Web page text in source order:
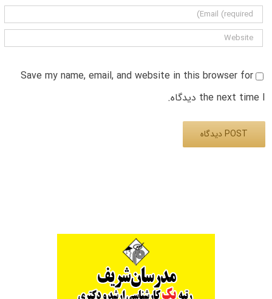
Save my name, email, and website in this browser for
the next time I دیدگاه.